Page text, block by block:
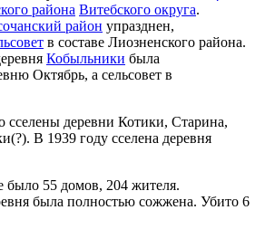
района Витебского округа.
район упразднен,
в составе Лиозненского района.
Кобыльники была
Октябрь, а сельсовет в
деревни Котики, Старина,
В 1939 году сселена деревня
было 55 домов, 204 жителя.
была полностью сожжена. Убито 6